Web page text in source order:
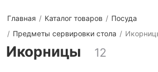
Главная Каталог товаров
Посуда
Предметы сервировки стола
Икорницы 12